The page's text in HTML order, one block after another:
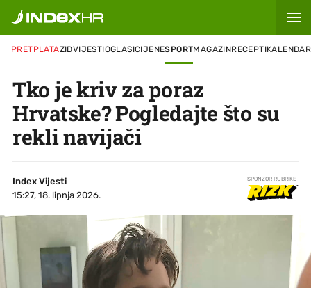
PRETPLATAZIDVIJESTIOGLASICIJENESPORTMAGAZINRECEPTIKALENDAR
Tko je kriv za poraz
Hrvatske? Pogledajte što su
rekli navijači
Index Vijesti
15:27, 18. lipnja 2026.
SPONZOR RUBRIKE